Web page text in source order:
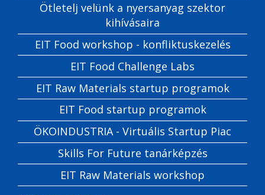
Ötletelj velünk a nyersanyag szektor
kihívásaira
EIT Food workshop - konfliktuskezelés
EIT Food Challenge Labs
EIT Raw Materials startup programok
EIT Food startup programok
ÖKOINDUSTRIA - Virtuális Startup Piac
Skills For Future tanárképzés
EIT Raw Materials workshop